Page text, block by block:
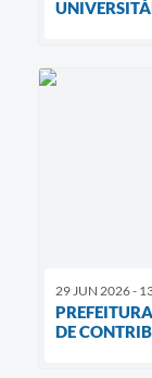
29 JUN 2026 -
DE